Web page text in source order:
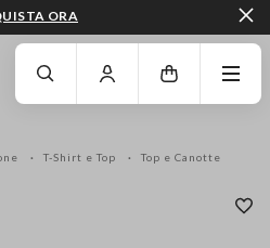
SCENDI AL FONDO DELLA PAGINA
ORA
T-Shirt e Top Top e Canotte